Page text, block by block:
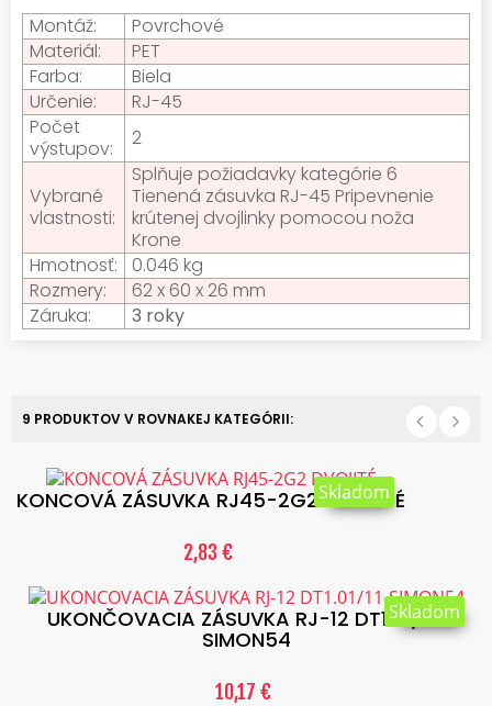
Montáž:
Povrchové
Materiál:
PET
Farba:
Biela
Určenie:
RJ-45
Počet
výstupov:
2
Vybrané
vlastnosti:
Splňuje požiadavky kategórie 6
Tienená zásuvka RJ-45 Pripevnenie
krútenej dvojlinky pomocou noža
Krone
Hmotnosť:
0.046 kg
Rozmery:
62 x 60 x 26 mm
Záruka:
3 roky
9 PRODUKTOV V ROVNAKEJ KATEGÓRII:
KONCOVÁ ZÁSUVKA RJ45-2G2 DVOJITÉ
2,83 €
Skladom
UKONČOVACIA ZÁSUVKA RJ-12 DT1.01/11-
SIMON54
10,17 €
Skladom